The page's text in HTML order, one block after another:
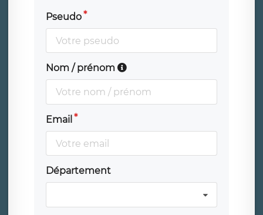
Pseudo
Nom / prénom
Email
Département